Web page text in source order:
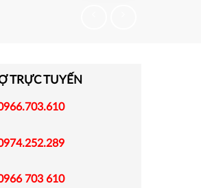
TRỰC TUYẾN
703 610